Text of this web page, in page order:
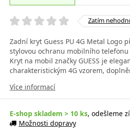
Zatím
Zadní kryt Guess PU 4G Metal Logo
stylovou ochranu mobilního telefonu
Kryt na mobil značky GUESS je
charakteristickým 4G vzorem,
Více informací
E-shop skladem > 10 ks, odešleme
Možnosti dopravy